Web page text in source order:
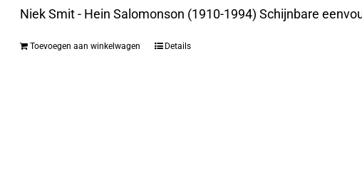
Niek Smit - Hein Salomonson (1910-1994) Schijnbare
Toevoegen aan winkelwagen Details